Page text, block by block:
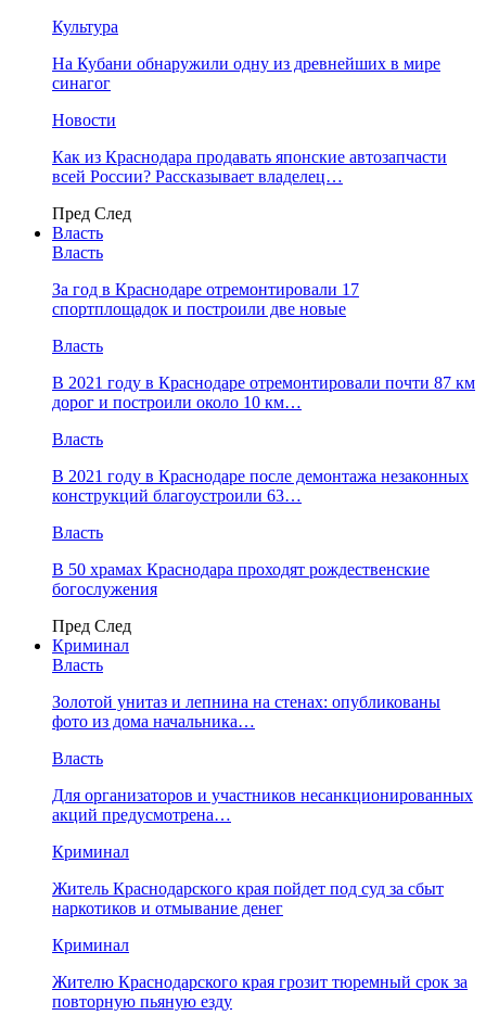
Культура
На Кубани обнаружили одну из древнейших в мире
синагог
Новости
Как из Краснодара продавать японские автозапчасти
всей России? Рассказывает владелец…
Пред След
Власть
Власть
За год в Краснодаре отремонтировали 17
спортплощадок и построили две новые
Власть
В 2021 году в Краснодаре отремонтировали почти 87 км
дорог и построили около 10 км…
Власть
В 2021 году в Краснодаре после демонтажа незаконных
конструкций благоустроили 63…
Власть
В 50 храмах Краснодара проходят рождественские
богослужения
Пред След
Криминал
Власть
​Золотой унитаз и лепнина на стенах: опубликованы
фото из дома начальника…
Власть
Для организаторов и участников несанкционированных
акций предусмотрена…
Криминал
Житель Краснодарского края пойдет под суд за сбыт
наркотиков и отмывание денег
Криминал
Жителю Краснодарского края грозит тюремный срок за
повторную пьяную езду